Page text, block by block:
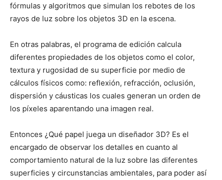
fórmulas y algoritmos que simulan los rebotes de los
rayos de luz sobre los objetos 3D en la escena.
En otras palabras, el programa de edición calcula
diferentes propiedades de los objetos como el color,
textura y rugosidad de su superficie por medio de
cálculos físicos como: reflexión, refracción, oclusión,
dispersión y cáusticas los cuales generan un orden de
los píxeles aparentando una imagen real.
Entonces ¿Qué papel juega un diseñador 3D? Es el
encargado de observar los detalles en cuanto al
comportamiento natural de la luz sobre las diferentes
superficies y circunstancias ambientales, para poder así